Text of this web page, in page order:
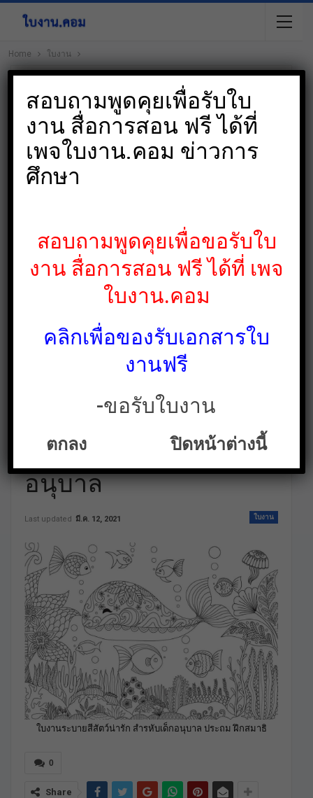
Home ใบงาน
ระบายสีสัตว์น่ารัก
สำหรับเด็กประถมและ
อนุบาล
ใบงาน
Last updated มี.ค. 12, 2021
ใบงานระบายสีสัตว์น่ารัก สำรหับเด็กอนุบาล ประถม ฝึกสมาธิ
0
Share
สอบถามพูดคุยเพื่อรับใบ
งาน สื่อการสอน ฟรี ได้ที่
เพจใบงาน.คอม ข่าวการ
ศึกษา
สอบถามพูดคุยเพื่อขอรับใบ
งาน สื่อการสอน ฟรี ได้ที่ เพจ
ใบงาน.คอม
คลิกเพื่อของรับเอกสารใบ
งานฟรี
-ขอรับใบงาน
ตกลง ปิดหน้าต่างนี้